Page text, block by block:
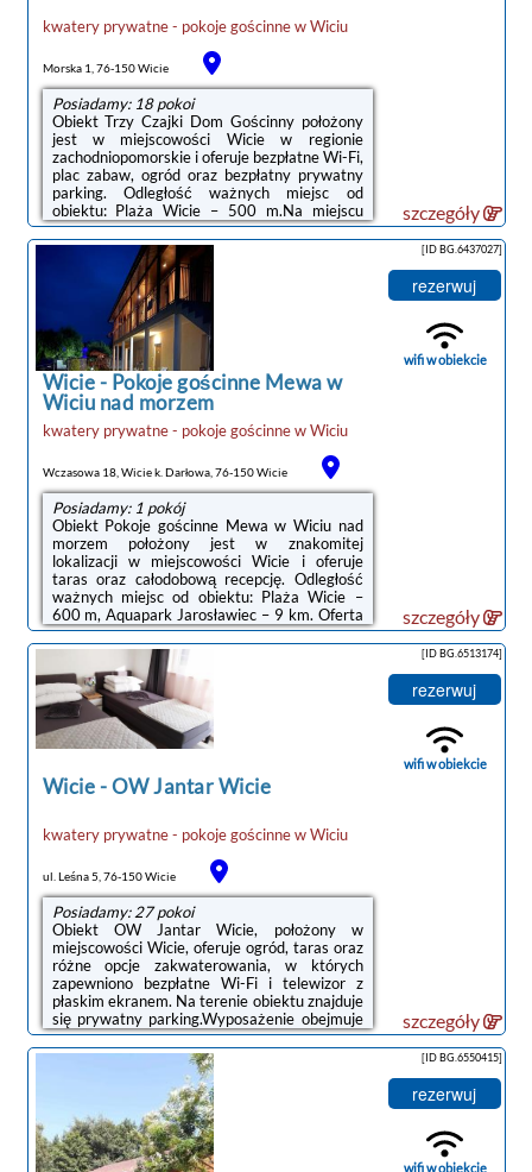
kwatery prywatne - pokoje gościnnewWiciu
Morska 1, 76-150 Wicie
Posiadamy: 18 pokoi
Obiekt Trzy Czajki Dom Gościnny położony
jest w miejscowości Wicie w regionie
zachodniopomorskie i oferuje bezpłatne Wi-Fi,
plac zabaw, ogród oraz bezpłatny prywatny
parking. Odległość ważnych miejsc od
obiektu: Plaża Wicie – 500 m.Na miejscu
zapewniono aneks kuchenny z pełnym
wyposażeniem, w tym lodówką i czajnikiem, a
także telewizor z płaskim ekranem oraz
prywatną łazienkę z prysznicem.Obiekt Trzy
Czajki Dom Gościnny oferuje saunę.Na
miejscu dostępny jest taras słoneczny i sprzęt
do grillowania, a w okolicy panują doskonałe
warunki do uprawiania nurkowania z
rurką.Odległość ...
szczegóły
Wicie- Pokoje gościnne Mewa w
Wiciu nad morzem
kwatery prywatne - pokoje gościnnewWiciu
Wczasowa 18, Wicie k. Darłowa, 76-150 Wicie
Posiadamy: 1 pokój
Obiekt Pokoje gościnne Mewa w Wiciu nad
morzem położony jest w znakomitej
lokalizacji w miejscowości Wicie i oferuje
taras oraz całodobową recepcję. Odległość
ważnych miejsc od obiektu: Plaża Wicie –
600 m, Aquapark Jarosławiec – 9 km. Oferta
kwatery prywatnej obejmuje ogród, sprzęt do
grillowania, bezpłatne Wi-Fi oraz bezpłatny
prywatny parking.W kwaterze prywatnej
znajduje się telewizor z płaskim
ekranem.Obiekt Pokoje gościnne Mewa w
Wiciu nad morzem oferuje wypożyczalnię
rowerów.Odległość ważnych miejsc od
Molo w ...
[ID BG.6437027]
rezerwuj
wifi w obiekcie
szczegóły
Wicie-OW Jantar Wicie
kwatery prywatne - pokoje gościnnewWiciu
ul. Leśna 5, 76-150 Wicie
Posiadamy: 27 pokoi
Obiekt OW Jantar Wicie, położony w
miejscowości Wicie, oferuje ogród, taras oraz
różne opcje zakwaterowania, w których
zapewniono bezpłatne Wi-Fi i telewizor z
płaskim ekranem. Na terenie obiektu znajduje
się prywatny parking.Wyposażenie obejmuje
również lodówkę i czajnik.Na terenie obiektu
OW Jantar Wicie znajduje się sprzęt do
grillowania.Odległość ważnych miejsc od
obiektu: Plaża Wicie – 200 m, Aquapark
Jarosławiec – 8,4 km. Lotnisko Lotnisko
Gdańsk-Rębiechowo znajduje się 156 km od
obiektu.Doba hotelowa od godziny 16:00 do
10:00.Prosimy o wcześniejsze
[ID BG.6513174]
rezerwuj
wifi w obiekcie
szczegóły
[ID BG.6550415]
rezerwuj
wifi w obiekcie